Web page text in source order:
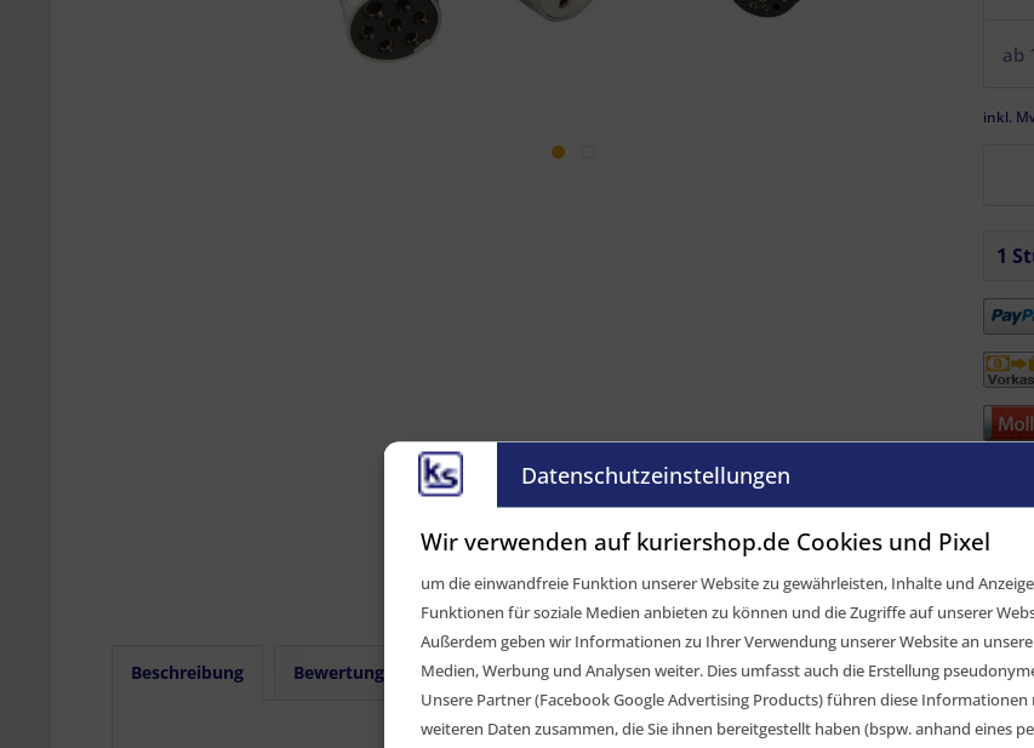
ab
inkl.
GTIN
Beschreibung Bewertungen 0
Datenschutzeinstellungen
Wir verwenden auf kuriershop.de Cookies und Pixel
um die einwandfreie Funktion unserer Website zu gewährleisten, Inhalte und
Funktionen für soziale Medien anbieten zu können und die Zugriffe auf unserer
Außerdem geben wir Informationen zu Ihrer Verwendung unserer Website an
Medien, Werbung und Analysen weiter. Dies umfasst auch die Erstellung
Unsere Partner (Facebook Google Advertising Products) führen diese
weiteren Daten zusammen, die Sie ihnen bereitgestellt haben (bspw. anhand eines